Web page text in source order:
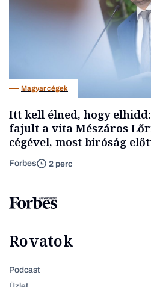
Magyar cégek
Itt kell élned, hogy
fajult a vita Mészáros
cégével, most bíróság
Forbes 2 perc
Rovatok
Podcast